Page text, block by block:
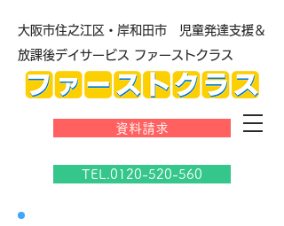
大阪市住之江区・岸和田市 児童発達支援＆
放課後デイサービス ファーストクラス
資料請求
TEL.0120-520-560